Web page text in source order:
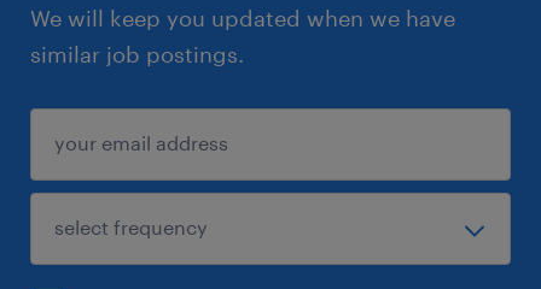
We will keep you updated when we have
similar job postings.